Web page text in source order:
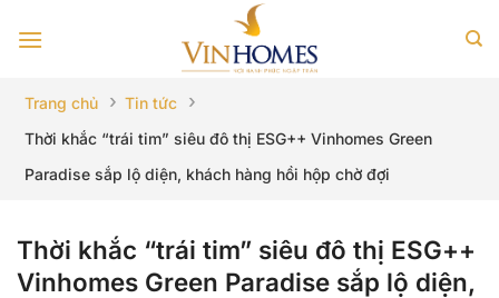
qua
dungTrang chủ › Tin tức ›
Thời khắc “trái tim” siêu đô thị ESG++ Vinhomes Green
Paradise sắp lộ diện, khách hàng hồi hộp chờ đợi
Thời khắc “trái tim” siêu đô thị ESG++
Vinhomes Green Paradise sắp lộ diện,